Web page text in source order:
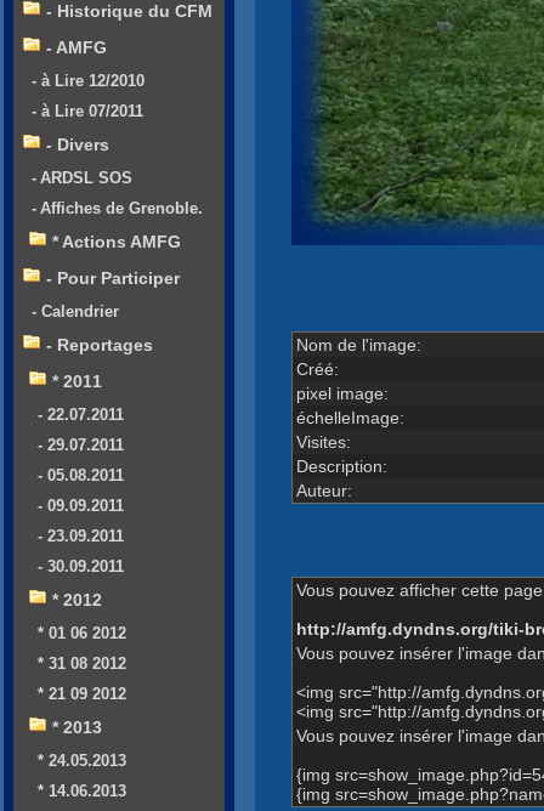
Nom de l'image:
Créé:
pixel image:
échelleImage:
Visites:
Description:
Auteur:
Vous pouvez afficher cette
http://amfg.dyndns.org/tiki-
Vous pouvez insérer l'image
<img src="http://
<img src="http://
Vous pouvez insérer l'image
{img
{img
- Historique du CFM
- AMFG
- à Lire 12/2010
- à Lire 07/2011
- Divers
- ARDSL SOS
- Affiches de Grenoble.
* Actions AMFG
- Pour Participer
- Calendrier
- Reportages
* 2011
- 22.07.2011
- 29.07.2011
- 05.08.2011
- 09.09.2011
- 23.09.2011
- 30.09.2011
* 2012
* 01 06 2012
* 31 08 2012
* 21 09 2012
* 2013
* 24.05.2013
* 14.06.2013